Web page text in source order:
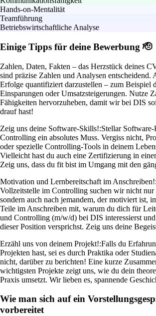
Hands-on-Mentalität
Teamführung
Betriebswirtschaftliche Analyse
Einige Tipps für deine Bewerbung 🫡
Zahlen, Daten, Fakten – das Herzstück deines
sind präzise Zahlen und Analysen entscheidend.
Erfolge quantifiziert darzustellen – zum Beispiel
Einsparungen oder Umsatzsteigerungen. Nutze
Fähigkeiten hervorzuheben, damit wir bei DIS
drauf hast!
Zeig uns deine Software-Skills!:Stellar
Controlling ein absolutes Muss. Vergiss nicht,
oder spezielle Controlling-Tools in deinem
Vielleicht hast du auch eine Zertifizierung in
Zeig uns, dass du fit bist im Umgang mit den
Motivation und Lernbereitschaft im Anschreiben!:
Vollzeitstelle im Controlling suchen wir nicht nur
sondern auch nach jemandem, der motiviert ist,
Teile im Anschreiben mit, warum du dich für
und Controlling (m/w/d) bei DIS interessierst
dieser Position versprichst. Zeig uns deine
Erzähl uns von deinem Projekt!:Falls du
Projekten hast, sei es durch Praktika oder
nicht, darüber zu berichten! Eine kurze
wichtigsten Projekte zeigt uns, wie du dein
Praxis umsetzt. Wir lieben es, spannende
Wie man sich auf ein
vorbereitet